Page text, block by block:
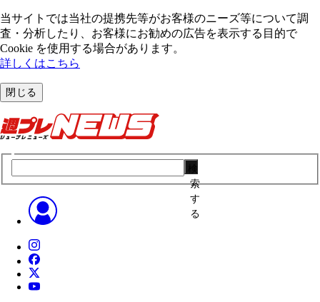
当サイトでは当社の提携先等がお客様のニーズ等について調
査・分析したり、お客様にお勧めの広告を表⽰する⽬的で
Cookie を使⽤する場合があります。
詳しくはこちら
閉じる
索
す
る